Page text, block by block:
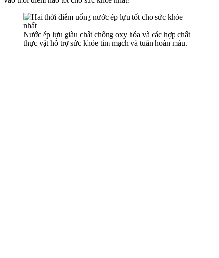
Nước ép lựu giàu chất chống oxy hóa và các hợp chất
thực vật hỗ trợ sức khỏe tim mạch và tuần hoàn máu.